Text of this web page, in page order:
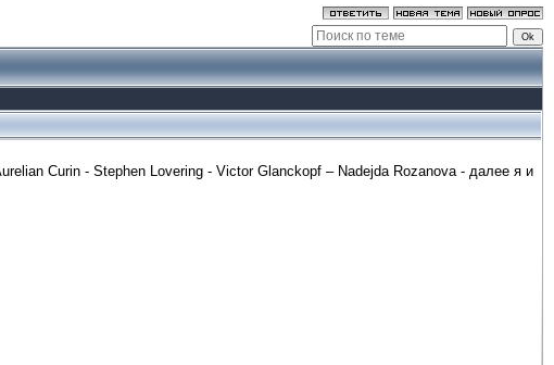
Curin - Stephen Lovering - Victor Glanckopf – Nadejda Rozanova - далее я и